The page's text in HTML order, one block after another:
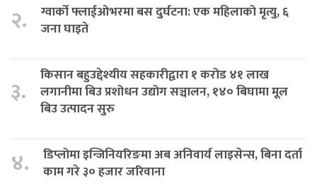
२.
ग्वार्को फ्लाईओभरमा बस दुर्घटना: एक महिलाको मृत्यु, ६
जना घाइते
३.
किसान बहुउद्देश्यीय सहकारीद्वारा १ करोड ४१ लाख
लगानीमा बिउ प्रशोधन उद्योग सञ्चालन, १४० बिघामा मूल
बिउ उत्पादन सुरु
४.
डिप्लोमा इन्जिनियरिङमा अब अनिवार्य लाइसेन्स, बिना दर्ता
काम गरे ३० हजार जरिवाना